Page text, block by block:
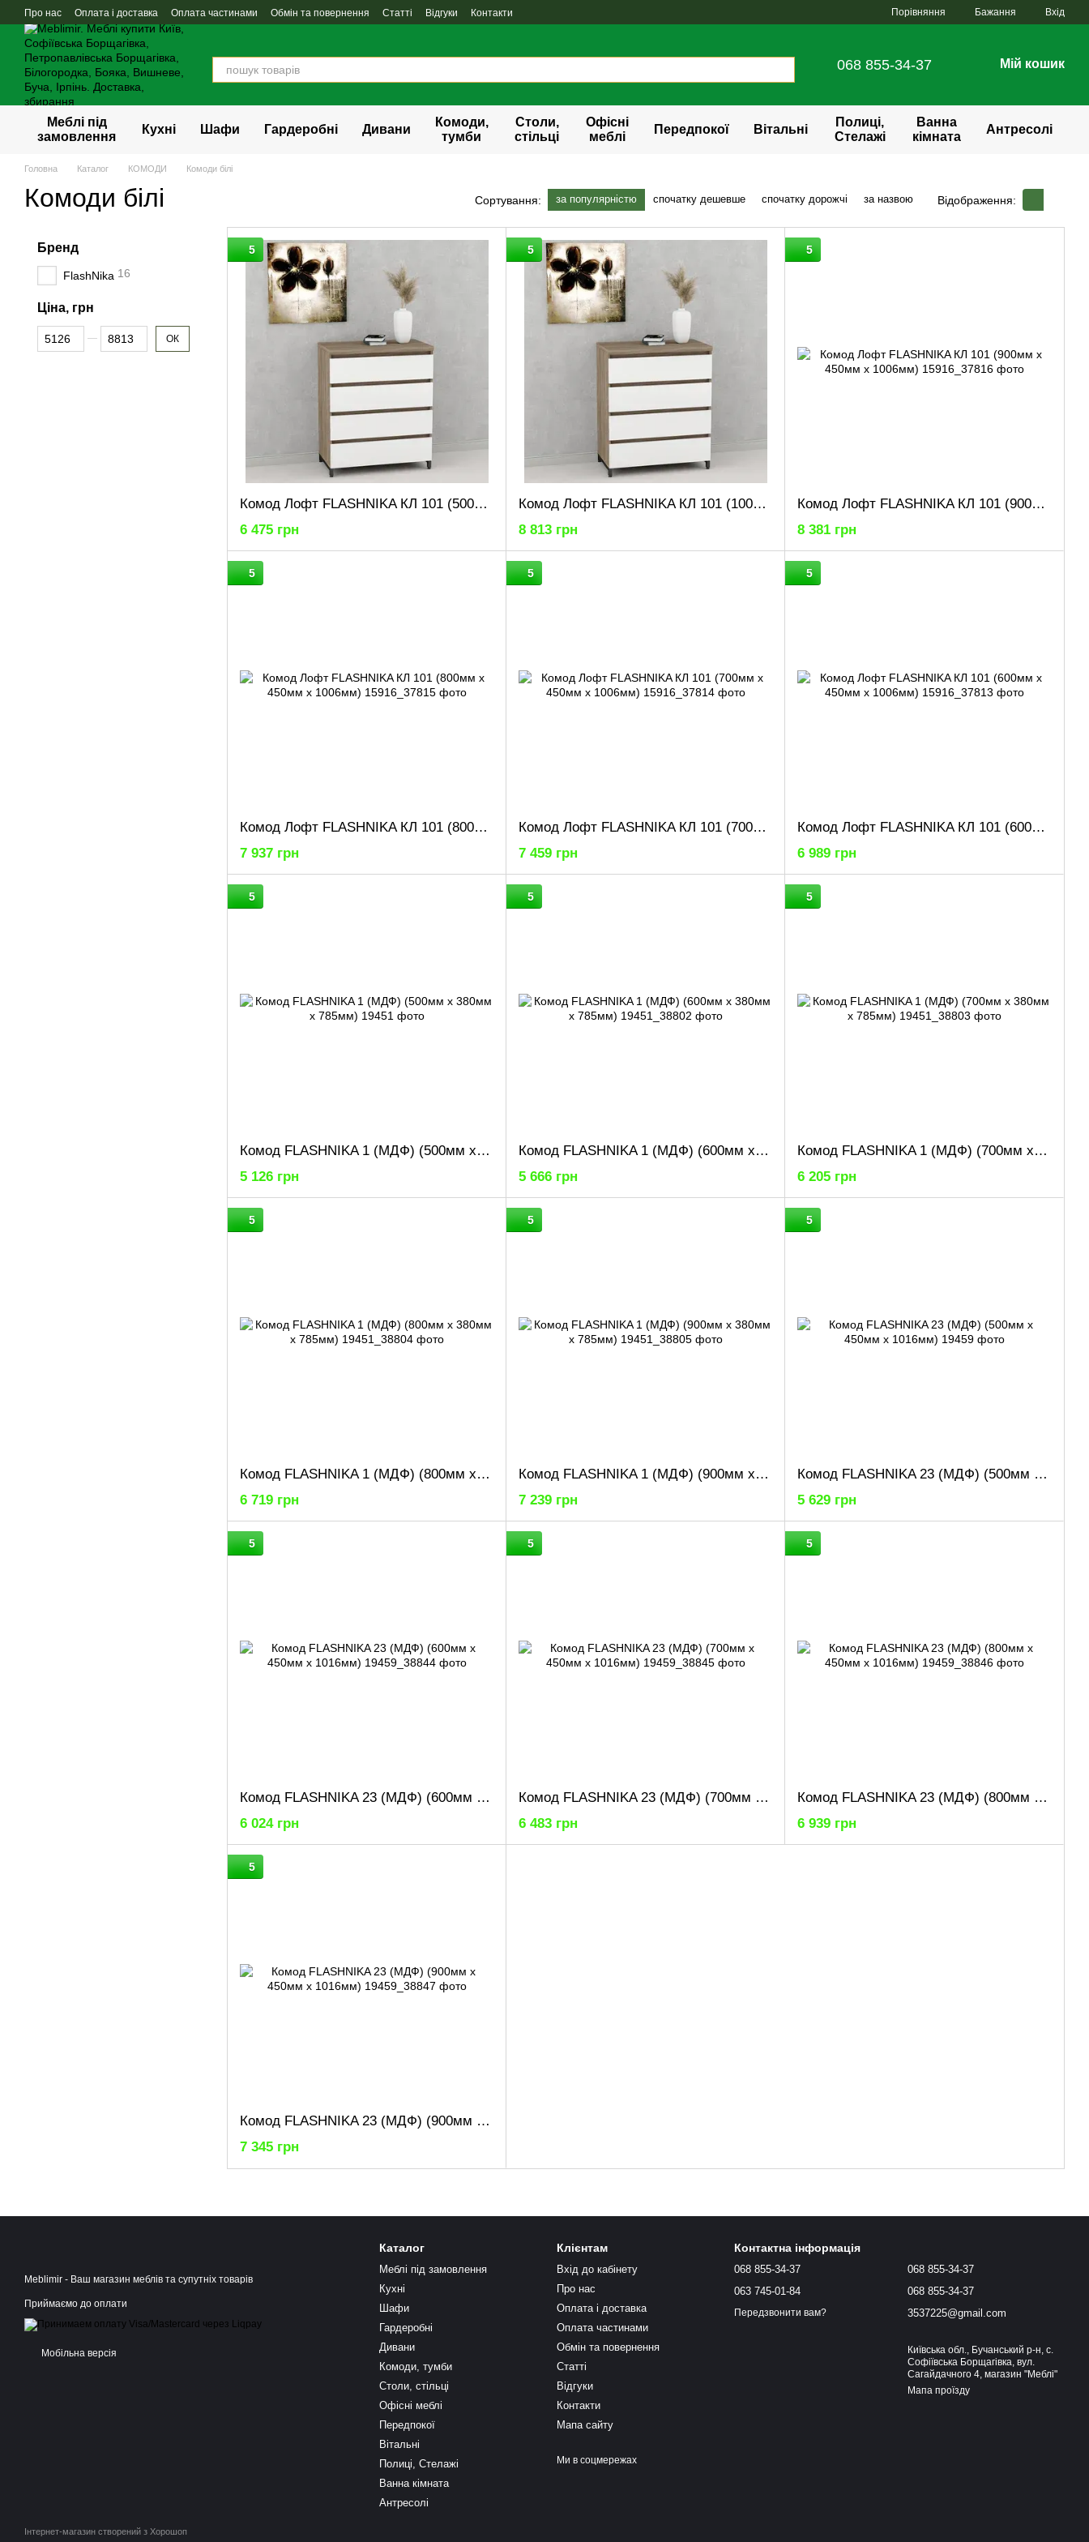
Перейти до основного контенту
Про нас Оплата і доставка Оплата частинами Обмін та повернення Статті Відгуки Контакти Порівняння Бажання Вхід
068 855-34-37 Мій кошик
Меблі під
замовлення
Кухні Шафи Гардеробні Дивани
Комоди,
тумби
Столи,
стільці
Офісні
меблі
Передпокої Вітальні
Полиці,
Стелажі
Ванна
кімната
Антресолі
Головна Каталог КОМОДИ Комоди білі
Комоди білі Сортування: за популярністю спочатку дешевше спочатку дорожчі за назвою Відображення:
5
Комод Лофт FLASHNIKA КЛ 101 (500мм x 450мм x 1006мм)
6 475 грн
5
Комод Лофт FLASHNIKA КЛ 101 (1000мм x 450мм x 1006мм)
8 813 грн
5
Комод Лофт FLASHNIKA КЛ 101 (900мм x 450мм x 1006мм)
8 381 грн
5
Комод Лофт FLASHNIKA КЛ 101 (800мм x 450мм x 1006мм)
7 937 грн
5
Комод Лофт FLASHNIKA КЛ 101 (700мм x 450мм x 1006мм)
7 459 грн
5
Комод Лофт FLASHNIKA КЛ 101 (600мм x 450мм x 1006мм)
6 989 грн
5
Комод FLASHNIKA 1 (МДФ) (500мм x 380мм x 785мм)
5 126 грн
5
Комод FLASHNIKA 1 (МДФ) (600мм x 380мм x 785мм)
5 666 грн
5
Комод FLASHNIKA 1 (МДФ) (700мм x 380мм x 785мм)
6 205 грн
5
Комод FLASHNIKA 1 (МДФ) (800мм x 380мм x 785мм)
6 719 грн
5
Комод FLASHNIKA 1 (МДФ) (900мм x 380мм x 785мм)
7 239 грн
5
Комод FLASHNIKA 23 (МДФ) (500мм x 450мм x 1016мм)
5 629 грн
5
Комод FLASHNIKA 23 (МДФ) (600мм x 450мм x 1016мм)
6 024 грн
5
Комод FLASHNIKA 23 (МДФ) (700мм x 450мм x 1016мм)
6 483 грн
5
Комод FLASHNIKA 23 (МДФ) (800мм x 450мм x 1016мм)
6 939 грн
5
Комод FLASHNIKA 23 (МДФ) (900мм x 450мм x 1016мм)
7 345 грн
Бренд
FlashNika 16
Ціна, грн
Від Ціна, грн
До Ціна, грн ОК
Meblimir - Ваш магазин меблів та супутніх товарів
Приймаємо до оплати
Мобільна версія
Інтернет-магазин створений з Хорошоп
Каталог
Меблі під замовлення
Кухні
Шафи
Гардеробні
Дивани
Комоди, тумби
Столи, стільці
Офісні меблі
Передпокої
Вітальні
Полиці, Стелажі
Ванна кімната
Антресолі
Клієнтам
Вхід до кабінету
Про нас
Оплата і доставка
Оплата частинами
Обмін та повернення
Статті
Відгуки
Контакти
Мапа сайту
Ми в соцмережах
Контактна інформація
068 855-34-37
063 745-01-84
Передзвонити вам?
068 855-34-37
068 855-34-37
3537225@gmail.com
Київська обл., Бучанський р-н, с.
Софіївська Борщагівка, вул.
Сагайдачного 4, магазин "Меблі"
Мапа проїзду